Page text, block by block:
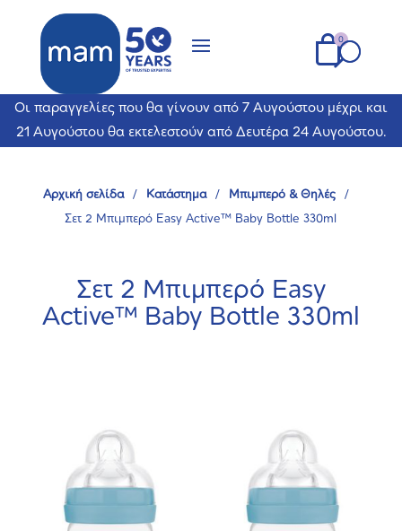
Οι παραγγελίες που θα γίνουν από 7 Αυγούστου μέχρι και
21 Αυγούστου θα εκτελεστούν από Δευτέρα 24 Αυγούστου.
Αρχική σελίδα / Κατάστημα / Μπιμπερό & Θηλές
/
Σετ 2 Μπιμπερό Easy Active™ Baby Bottle 330ml
Σετ 2 Μπιμπερό Easy
Active™ Baby Bottle 330ml